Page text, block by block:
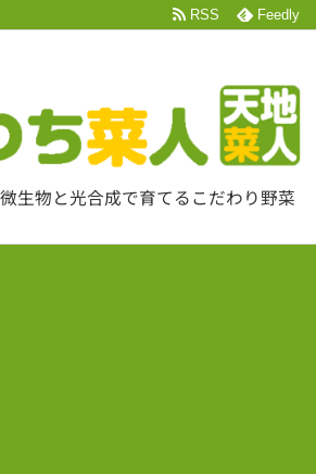
生物と光合成で育てるこだわり野菜
RSS Feedly